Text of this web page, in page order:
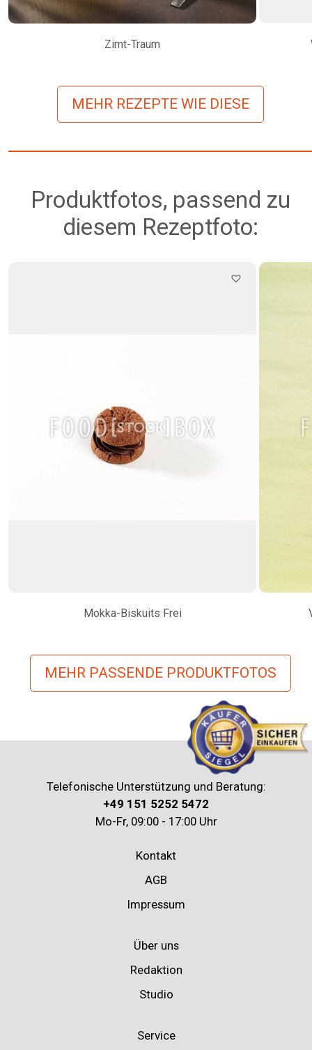
Zimt-Traum
MEHR REZEPTE WIE DIESE
Produktfotos, passend zu
diesem Rezeptfoto:
Mokka-Biskuits Frei
MEHR PASSENDE PRODUKTFOTOS
Telefonische Unterstützung und Beratung:
+49 151 5252 5472
Mo-Fr, 09:00 - 17:00 Uhr
Kontakt
AGB
Impressum
Über uns
Redaktion
Studio
Service